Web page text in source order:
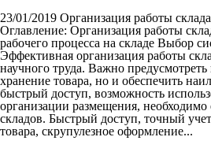
23/01/2019 Организация работы
Оглавление: Организация работы
рабочего процесса на складе Выбор
Эффективная организация работы
научного труда. Важно предусмотреть
хранение товара, но и обеспечить
быстрый доступ, возможность
организации размещения, необходимо
складов. Быстрый доступ, точный
товара, скрупулезное оформление...